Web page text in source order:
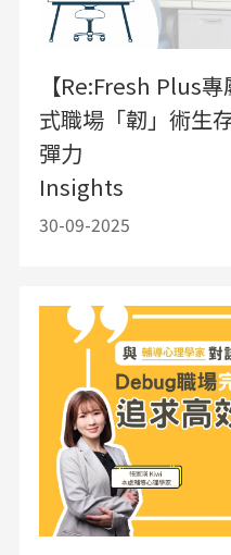
【Re:Fresh Plus
式職場「韌」術生
彈力
Insights
30-09-2025